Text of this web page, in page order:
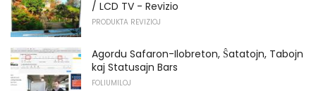
/ LCD TV - Revizio
PRODUKTA REVIZIOJ
Agordu Safaron-Ilobreton, Ŝatatojn, Tabojn
kaj Statusajn Bars
FOLIUMILOJ